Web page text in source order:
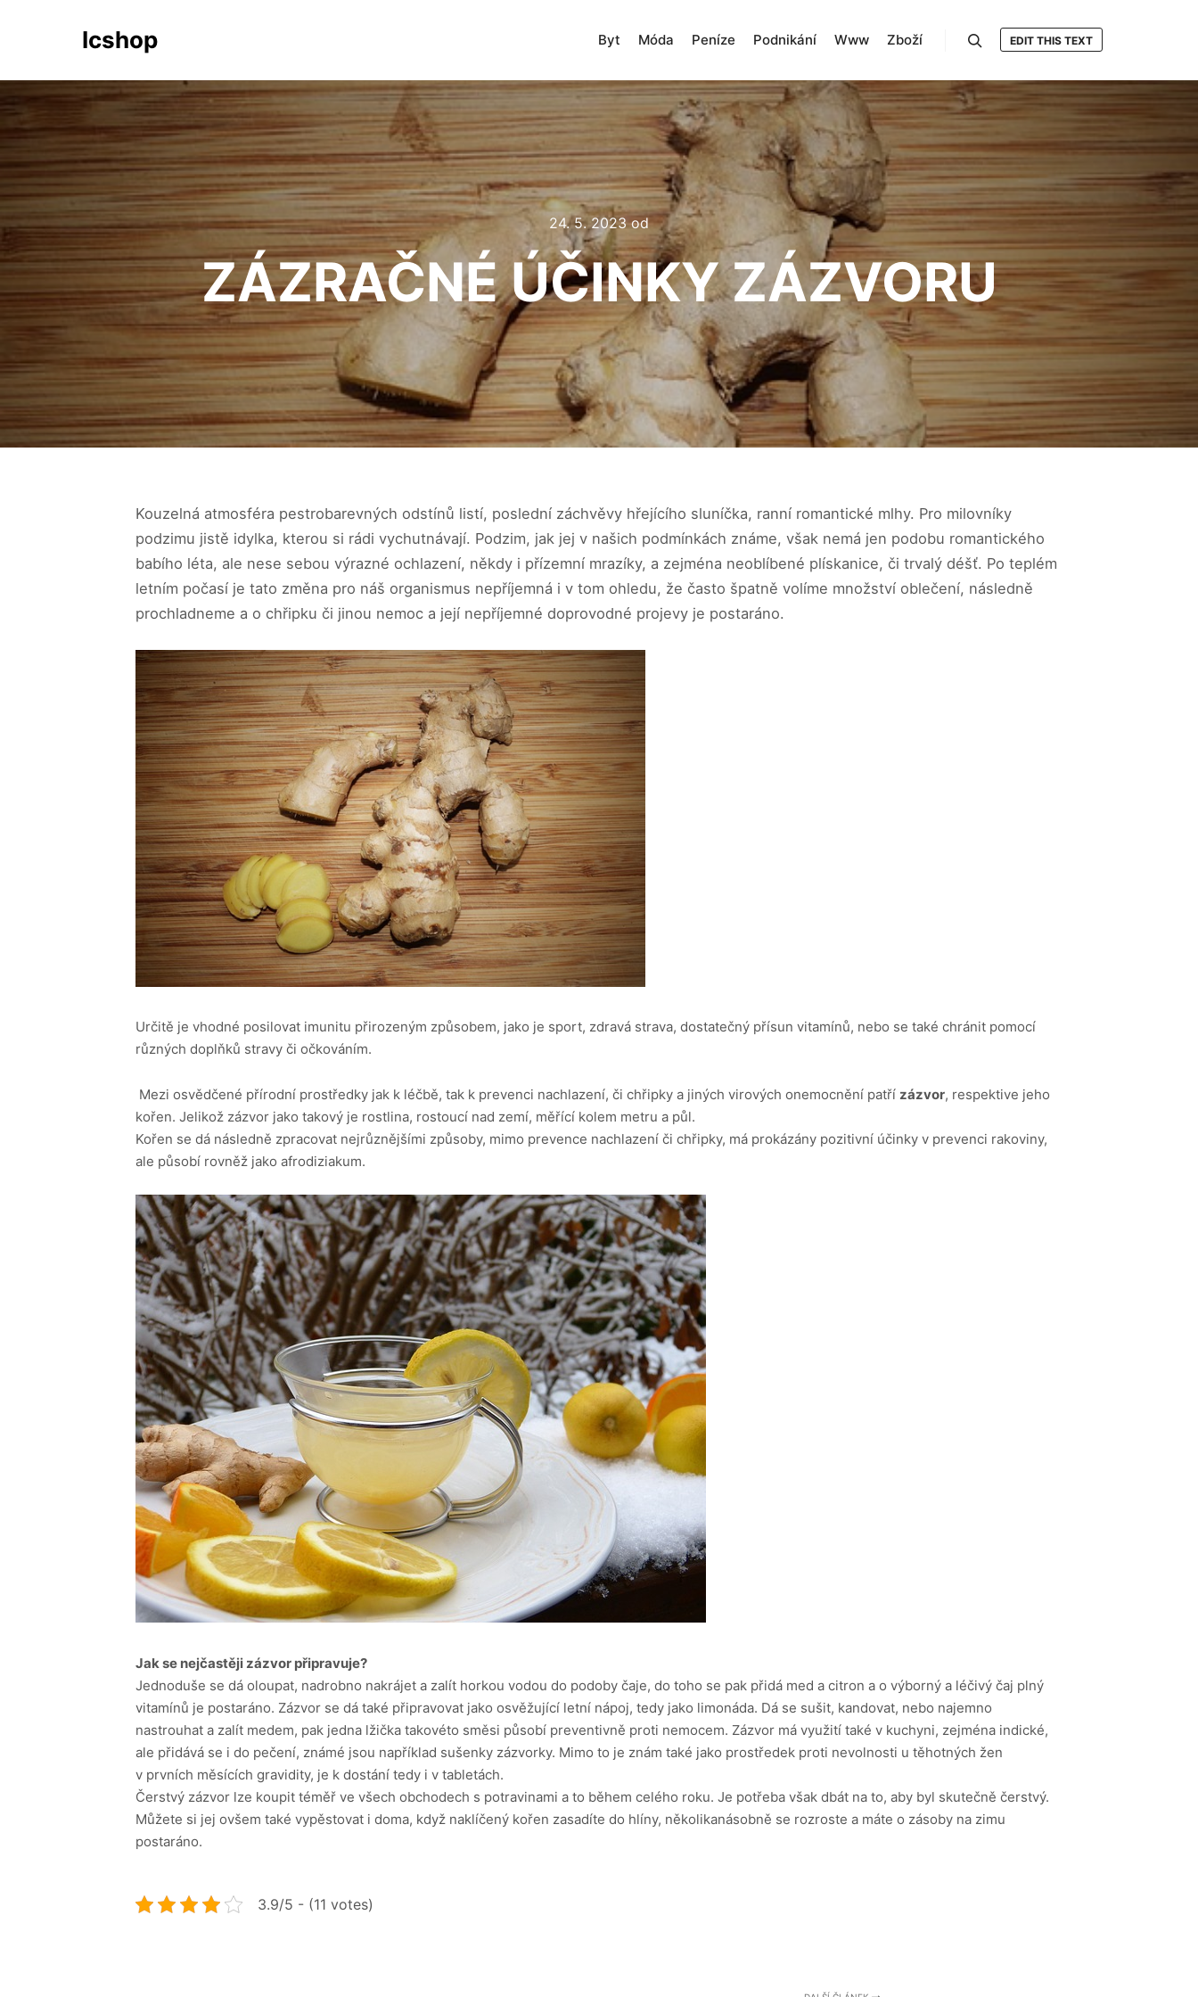
Icshop Byt Móda Peníze Podnikání Www Zboží EDIT THIS TEXT
24. 5. 2023od
ZÁZRAČNÉ ÚČINKY ZÁZVORU
Kouzelná atmosféra pestrobarevných odstínů listí, poslední záchvěvy hřejícího sluníčka, ranní romantické mlhy. Pro milovníky
podzimu jistě idylka, kterou si rádi vychutnávají. Podzim, jak jej v našich podmínkách známe, však nemá jen podobu romantického
babího léta, ale nese sebou výrazné ochlazení, někdy i přízemní mrazíky, a zejména neoblíbené plískanice, či trvalý déšť. Po teplém
letním počasí je tato změna pro náš organismus nepříjemná i v tom ohledu, že často špatně volíme množství oblečení, následně
prochladneme a o chřipku či jinou nemoc a její nepříjemné doprovodné projevy je postaráno.
Určitě je vhodné posilovat imunitu přirozeným způsobem, jako je sport, zdravá strava, dostatečný přísun vitamínů, nebo se také chránit pomocí
různých doplňků stravy či očkováním.
Mezi osvědčené přírodní prostředky jak k léčbě, tak k prevenci nachlazení, či chřipky a jiných virových onemocnění patří zázvor, respektive jeho
kořen. Jelikož zázvor jako takový je rostlina, rostoucí nad zemí, měřící kolem metru a půl.
Kořen se dá následně zpracovat nejrůznějšími způsoby, mimo prevence nachlazení či chřipky, má prokázány pozitivní účinky v prevenci rakoviny,
ale působí rovněž jako afrodiziakum.
Jak se nejčastěji zázvor připravuje?
Jednoduše se dá oloupat, nadrobno nakrájet a zalít horkou vodou do podoby čaje, do toho se pak přidá med a citron a o výborný a léčivý čaj plný
vitamínů je postaráno. Zázvor se dá také připravovat jako osvěžující letní nápoj, tedy jako limonáda. Dá se sušit, kandovat, nebo najemno
nastrouhat a zalít medem, pak jedna lžička takovéto směsi působí preventivně proti nemocem. Zázvor má využití také v kuchyni, zejména indické,
ale přidává se i do pečení, známé jsou například sušenky zázvorky. Mimo to je znám také jako prostředek proti nevolnosti u těhotných žen
v prvních měsících gravidity, je k dostání tedy i v tabletách.
Čerstvý zázvor lze koupit téměř ve všech obchodech s potravinami a to během celého roku. Je potřeba však dbát na to, aby byl skutečně čerstvý.
Můžete si jej ovšem také vypěstovat i doma, když naklíčený kořen zasadíte do hlíny, několikanásobně se rozroste a máte o zásoby na zimu
postaráno.
3.9/5 - (11 votes)